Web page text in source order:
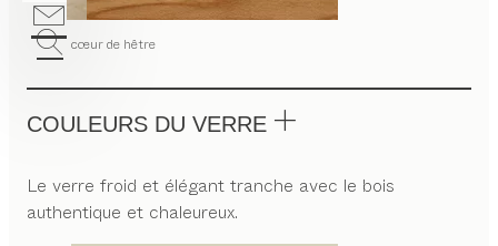
cœur de hêtre
COULEURS DU VERRE
Le verre froid et élégant tranche avec le bois
authentique et chaleureux.